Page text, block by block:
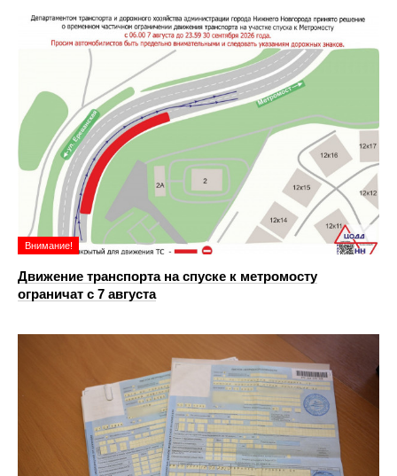
Внимание!
Движение транспорта на спуске к метромосту
ограничат с 7 августа